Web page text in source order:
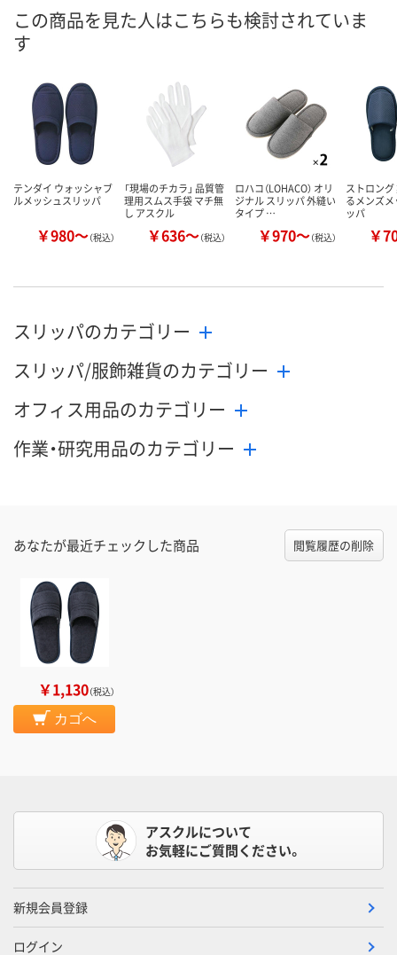
8月8日（土）
カゴへ カゴへ カ
この商品を見た人はこちらも検討されていま
す
テンダイ ウォッシャブ
ルメッシュスリッパ
￥980～（税込）
「現場のチカラ」 品質管
理用スムス手袋 マチ無
し アスクル
￥636～（税込）
ロハコ（LOHACO） オリ
ジナル スリッパ 外縫い
タイプ …
￥970～（税込）
ストロン
るメンズ
ッパ
￥
スリッパのカテゴリー
スリッパ/服飾雑貨のカテゴリー
オフィス用品のカテゴリー
作業・研究用品のカテゴリー
あなたが最近チェックした商品 閲覧履歴の削除
￥1,130（税込）
カゴへ
アスクルについて
お気軽にご質問ください。
新規会員登録
ログイン